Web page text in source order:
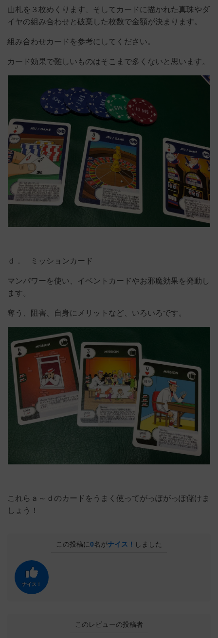
山札を３枚めくります、そしてカードに描かれた真珠やダ
イヤの組み合わせと破棄した枚数で金額が決まります。
組み合わせカードを参考にしてください。
カード効果で難しいものはそこまで多くないと思います。
ｄ． ミッションカード
マンパワーを使い、イベントカードやお邪魔効果を発動し
ます。
奪う、阻害、自身にメリットなど、いろいろです。
これらａ～ｄのカードをうまく使ってがっぽがっぽ儲けま
しょう！
この投稿に0名がナイス！ しました
ナイス！
このレビューの投稿者